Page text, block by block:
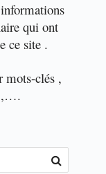
qui ont
ce site .
mots-clés ,
,….